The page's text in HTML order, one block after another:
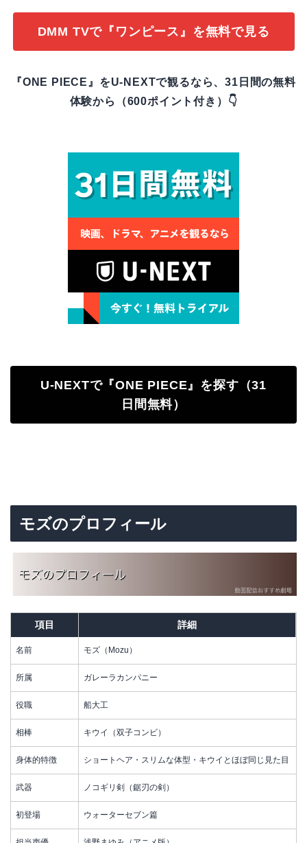
DMM TVで『ワンピース』を無料で見る
『ONE PIECE』をU-NEXTで観るなら、31日間の無料
体験から（600ポイント付き）👇
U-NEXTで『ONE PIECE』を探す（31
日間無料）
モズのプロフィール
項目 詳細
名前 モズ（Mozu）
所属 ガレーラカンパニー
役職 船大工
相棒 キウイ（双子コンビ）
身体的特徴 ショートヘア・スリムな体型・キウイとほぼ同じ見た目
武器 ノコギリ剣（鋸刃の剣）
初登場 ウォーターセブン篇